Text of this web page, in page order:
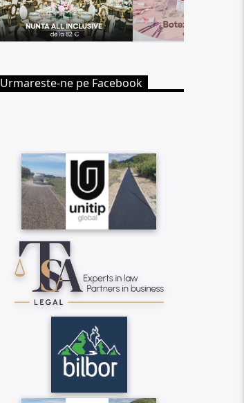
Urmareste-ne pe Facebook